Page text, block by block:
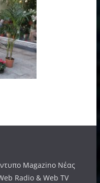
Magazino Νέας
Radio & Web TV